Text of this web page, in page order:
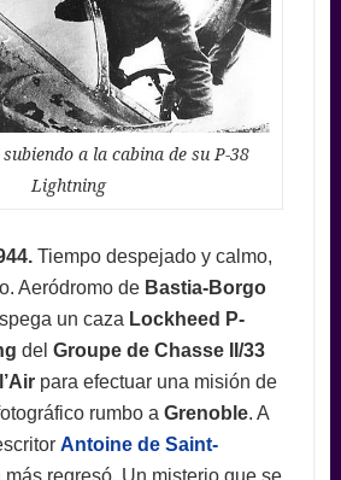
a la cabina de su P-38
Lightning
Tiempo despejado y calmo,
Aeródromo de Bastia-Borgo
un caza Lockheed P-
del Groupe de Chasse II/33
para efectuar una misión de
rumbo a Grenoble. A
Antoine de Saint-